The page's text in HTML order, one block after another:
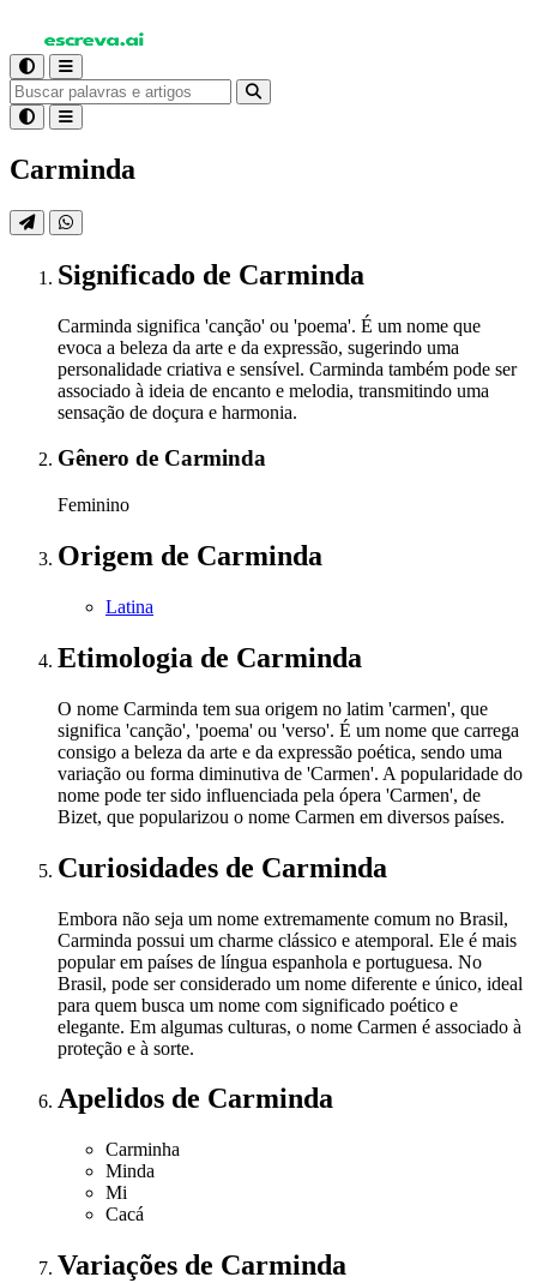
Carminda
Significado de Carminda
Carminda significa 'canção' ou 'poema'. É um nome que
evoca a beleza da arte e da expressão, sugerindo uma
personalidade criativa e sensível. Carminda também pode ser
associado à ideia de encanto e melodia, transmitindo uma
sensação de doçura e harmonia.
Gênero de Carminda
Feminino
Origem de Carminda
Latina
Etimologia de Carminda
O nome Carminda tem sua origem no latim 'carmen', que
significa 'canção', 'poema' ou 'verso'. É um nome que carrega
consigo a beleza da arte e da expressão poética, sendo uma
variação ou forma diminutiva de 'Carmen'. A popularidade do
nome pode ter sido influenciada pela ópera 'Carmen', de
Bizet, que popularizou o nome Carmen em diversos países.
Curiosidades de Carminda
Embora não seja um nome extremamente comum no Brasil,
Carminda possui um charme clássico e atemporal. Ele é mais
popular em países de língua espanhola e portuguesa. No
Brasil, pode ser considerado um nome diferente e único, ideal
para quem busca um nome com significado poético e
elegante. Em algumas culturas, o nome Carmen é associado à
proteção e à sorte.
Apelidos de Carminda
Carminha
Minda
Mi
Cacá
Variações de Carminda